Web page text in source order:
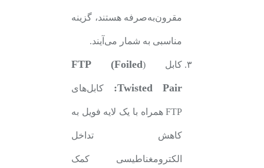
مقرون‌به‌صرفه هستند، گزینه
مناسبی به شمار می‌آیند.
کابل (FTP (Foiled
Twisted Pair:
کابل‌های
FTP همراه با یک لایه فویل به
کاهش تداخل
الکترومغناطیسی کمک